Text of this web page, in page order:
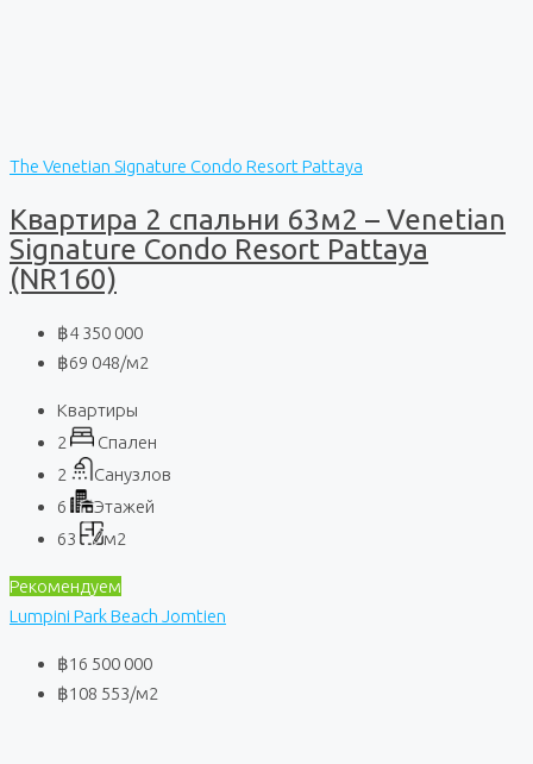
The Venetian Signature Condo Resort Pattaya
Квартира 2 спальни 63м2 – Venetian
Signature Condo Resort Pattaya
(NR160)
฿4 350 000
฿69 048/м2
Квартиры
2
Спален
2
Санузлов
6
Этажей
63
м2
Рекомендуем
Lumpini Park Beach Jomtien
฿16 500 000
฿108 553/м2